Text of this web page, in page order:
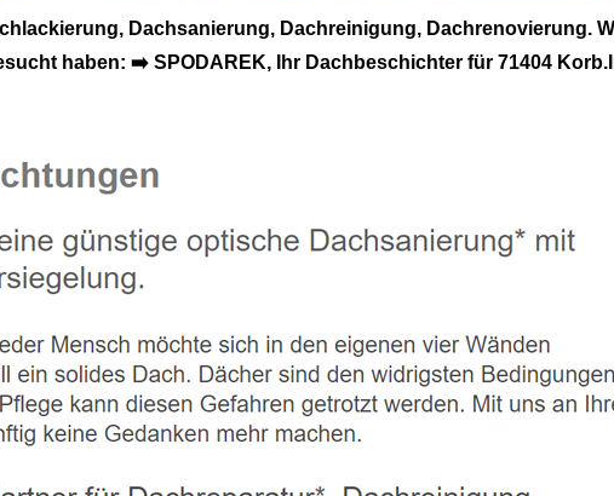
Dachsanierung, Dachreinigung,
haben: ➡️ SPODAREK, Ihr Dachbeschichter für 71404